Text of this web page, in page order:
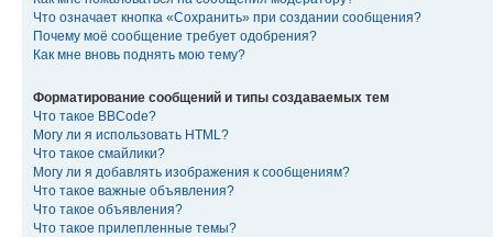
Что означает кнопка «Сохранить» при создании сообщения?
Почему моё сообщение требует одобрения?
Как мне вновь поднять мою тему?
Форматирование сообщений и типы создаваемых тем
Что такое BBCode?
Могу ли я использовать HTML?
Что такое смайлики?
Могу ли я добавлять изображения к сообщениям?
Что такое важные объявления?
Что такое объявления?
Что такое прилепленные темы?